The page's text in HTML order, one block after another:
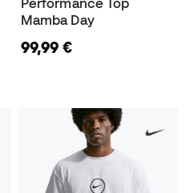
Performance Top
Mamba Day
99,99 €